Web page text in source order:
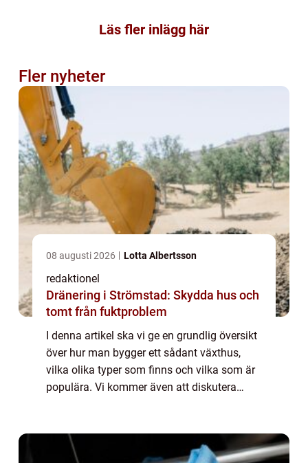
Läs fler inlägg här
Fler nyheter
08 augusti 2026 Lotta Albertsson
redaktionel
Dränering i Strömstad: Skydda hus och
tomt från fuktproblem
I denna artikel ska vi ge en grundlig översikt
över hur man bygger ett sådant växthus,
vilka olika typer som finns och vilka som är
populära. Vi kommer även att diskutera